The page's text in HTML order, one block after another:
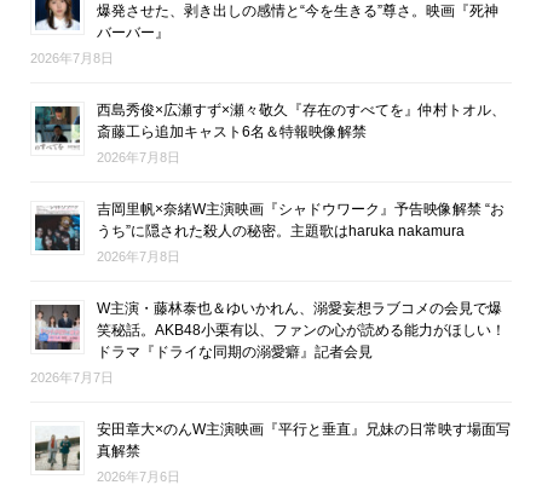
爆発させた、剥き出しの感情と“今を生きる”尊さ。映画『死神
バーバー』
2026年7月8日
西島秀俊×広瀬すず×瀬々敬久『存在のすべてを』仲村トオル、
斎藤工ら追加キャスト6名＆特報映像解禁
2026年7月8日
吉岡里帆×奈緒W主演映画『シャドウワーク』予告映像解禁 “お
うち”に隠された殺人の秘密。主題歌はharuka nakamura
2026年7月8日
W主演・藤林泰也＆ゆいかれん、溺愛妄想ラブコメの会見で爆
笑秘話。AKB48小栗有以、ファンの心が読める能力がほしい！
ドラマ『ドライな同期の溺愛癖』記者会見
2026年7月7日
安田章大×のんW主演映画『平行と垂直』兄妹の日常映す場面写
真解禁
2026年7月6日